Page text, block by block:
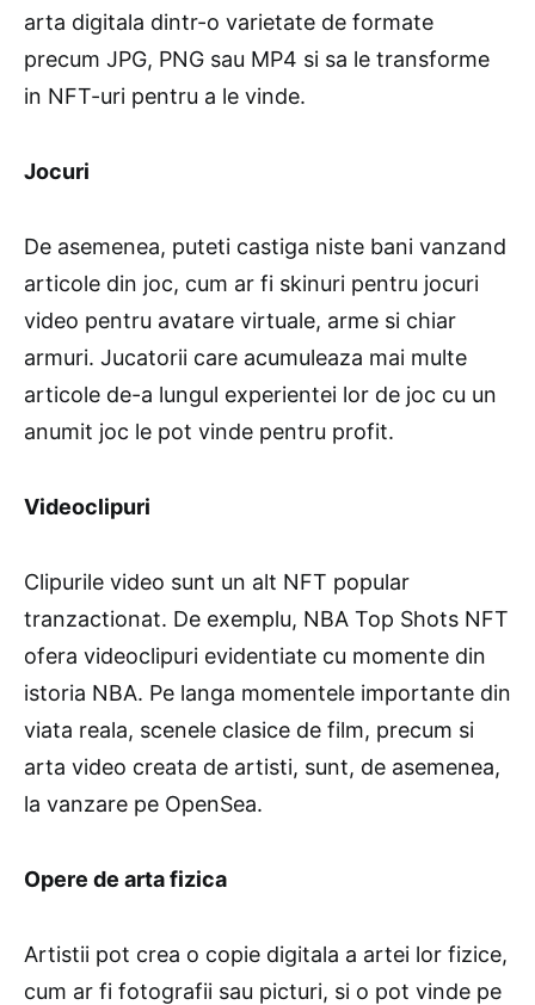
arta digitala dintr-o varietate de formate
precum JPG, PNG sau MP4 si sa le transforme
in NFT-uri pentru a le vinde.
Jocuri
De asemenea, puteti castiga niste bani vanzand
articole din joc, cum ar fi skinuri pentru jocuri
video pentru avatare virtuale, arme si chiar
armuri. Jucatorii care acumuleaza mai multe
articole de-a lungul experientei lor de joc cu un
anumit joc le pot vinde pentru profit.
Videoclipuri
Clipurile video sunt un alt NFT popular
tranzactionat. De exemplu, NBA Top Shots NFT
ofera videoclipuri evidentiate cu momente din
istoria NBA. Pe langa momentele importante din
viata reala, scenele clasice de film, precum si
arta video creata de artisti, sunt, de asemenea,
la vanzare pe OpenSea.
Opere de arta fizica
Artistii pot crea o copie digitala a artei lor fizice,
cum ar fi fotografii sau picturi, si o pot vinde pe